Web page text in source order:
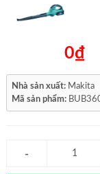
0₫
Nhà sản xuất: Makita
Mã sản phẩm: